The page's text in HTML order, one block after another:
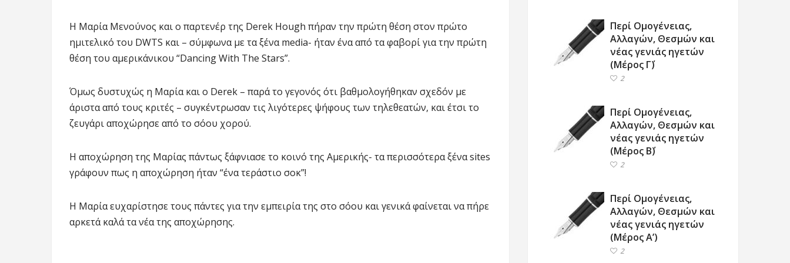
Η Μαρία Μενούνος και ο παρτενέρ της Derek Hough πήραν την πρώτη θέση στον πρώτο
ημιτελικό του DWTS και – σύμφωνα με τα ξένα media- ήταν ένα από τα φαβορί για την πρώτη
θέση του αμερικάνικου “Dancing With The Stars”.
Όμως δυστυχώς η Μαρία και ο Derek – παρά το γεγονός ότι βαθμολογήθηκαν σχεδόν με
άριστα από τους κριτές – συγκέντρωσαν τις λιγότερες ψήφους των τηλεθεατών, και έτσι το
ζευγάρι αποχώρησε από το σόου χορού.
Η αποχώρηση της Μαρίας πάντως ξάφνιασε το κοινό της Αμερικής- τα περισσότερα ξένα sites
γράφουν πως η αποχώρηση ήταν “ένα τεράστιο σοκ”!
Η Μαρία ευχαρίστησε τους πάντες για την εμπειρία της στο σόου και γενικά φαίνεται να πήρε
αρκετά καλά τα νέα της αποχώρησης.
Περί Ομογένειας,
Αλλαγών, Θεσμών και
νέας γενιάς ηγετών
(Μέρος Γ΄)
2
Περί Ομογένειας,
Αλλαγών, Θεσμών και
νέας γενιάς ηγετών
(Μέρος Β΄)
2
Περί Ομογένειας,
Αλλαγών, Θεσμών και
νέας γενιάς ηγετών
(Μέρος Α’)
2